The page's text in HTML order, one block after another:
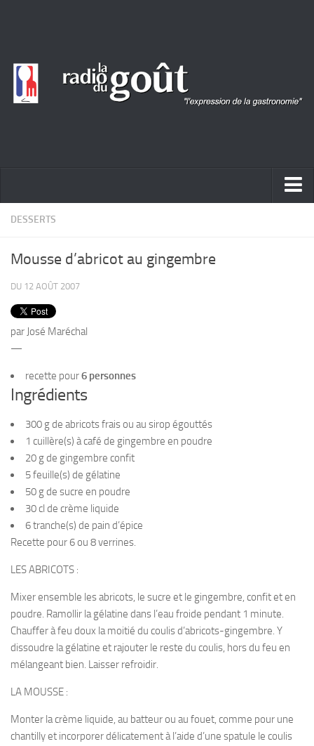
ACTUALITÉ
PRODUITS
RECETTES
Entrées
Plats
Sauces
DESSERTS
Mousse d’abricot au gingembre
DU 12 AOÛT 2007
par José Maréchal
—
recette pour6 personnes
Ingrédients
300 g de abricots frais ou au sirop égouttés
1 cuillère(s) à café de gingembre en poudre
20 g de gingembre confit
5 feuille(s) de gélatine
50 g de sucre en poudre
30 cl de crème liquide
6 tranche(s) de pain d’épice
Recette pour 6 ou 8 verrines.
LES ABRICOTS :
Mixer ensemble les abricots, le sucre et le gingembre, confit et en
poudre. Ramollir la gélatine dans l’eau froide pendant 1 minute.
Chauffer à feu doux la moitié du coulis d’abricots-gingembre. Y
dissoudre la gélatine et rajouter le reste du coulis, hors du feu en
mélangeant bien. Laisser refroidir.
LA MOUSSE :
Monter la crème liquide, au batteur ou au fouet, comme pour une
chantilly et incorporer délicatement à l’aide d’une spatule le coulis